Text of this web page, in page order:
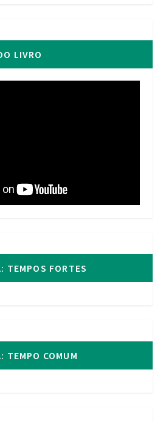
LIVRO
TEMPOS FORTES
TEMPO COMUM